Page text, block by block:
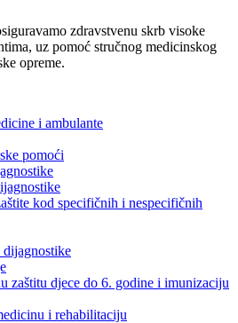
zdravstvenu skrb visoke
uz pomoć stručnog medicinskog
opreme.
i ambulante
pomoći
kod specifičnih i nespecifičnih
dijagnostike
zaštitu djece do 6. godine i imunizaciju
i rehabilitaciju